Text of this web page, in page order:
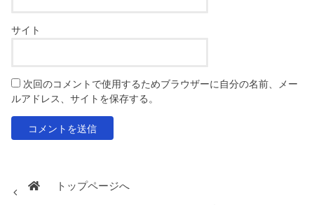
サイト
次回のコメントで使用するためブラウザーに自分の名前、メー
ルアドレス、サイトを保存する。
トップページへ